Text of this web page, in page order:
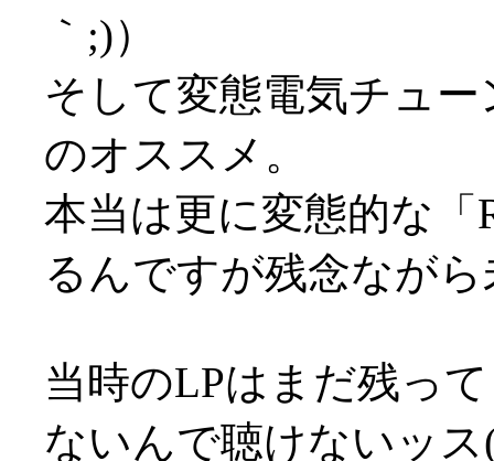
｀;)）
そして変態電気チュー
のオススメ。
本当は更に変態的な「
るんですが残念なが
当時のLPはまだ残っ
ないんで聴けないッス